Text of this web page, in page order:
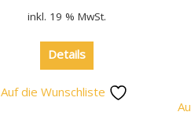
inkl. 19 % MwSt.
Details
Auf die Wunschliste